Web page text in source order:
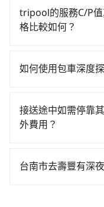
元。不過台南市領
計程車的密度為雙
人便漫天喊價或恣
但卻要額外支出約
時間的人來說，預
里程限定200~400
元不等的費用。由
這金額比搭計程車
須配合車行營業時
租還通常需額外花
間。不過台南市僅
為雙北的4.6%，也
事先做好規劃。再
較為便宜，但當你
費用就貴了，改預
擇： 預算：不同交
算。計程車最貴，
車。 旅行人數：人
車，不趕時間即可
和方便性可選包車
tripool的服務C/P
格比較如何？
市場上稍具規模且
KKDAY、KLOOK
單程接送與跨縣市
大多數乘客出行的最
如何使用包車深度
的便利性和彈性，
的節奏和時間進行
找當地導遊或者向
接送途中如需停靠
外費用？
靠，您可以參考我
台南市去壽豐有深